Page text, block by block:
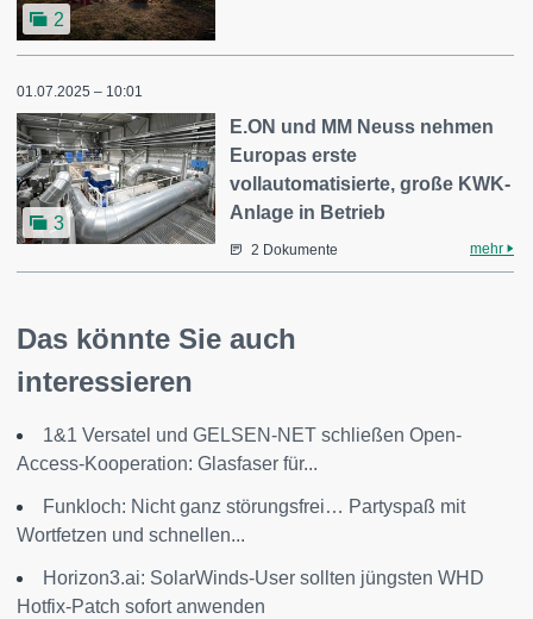
2
01.07.2025 – 10:01
3
E.ON und MM Neuss nehmen
Europas erste
vollautomatisierte, große KWK-
Anlage in Betrieb
2 Dokumente mehr
Das könnte Sie auch
interessieren
1&1 Versatel und GELSEN-NET schließen Open-
Access-Kooperation: Glasfaser für...
Funkloch: Nicht ganz störungsfrei… Partyspaß mit
Wortfetzen und schnellen...
Horizon3.ai: SolarWinds-User sollten jüngsten WHD
Hotfix-Patch sofort anwenden